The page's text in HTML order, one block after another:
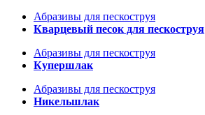
Абразивы для пескоструя
Кварцевый песок для пескоструя
Абразивы для пескоструя
Купершлак
Абразивы для пескоструя
Никельшлак